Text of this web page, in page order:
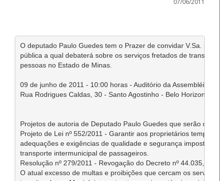
O deputado Paulo Guedes tem o Prazer de convidar V.Sa.
pública a qual debaterá sobre os serviços fretados de
pessoas no Estado de Minas.
09 de junho de 2011 - 10:00 horas - Auditório da Assembléia
Rua Rodrigues Caldas, 30 - Santo Agostinho - Belo Horizonte
Projetos de autoria de Deputado Paulo Guedes que serão
Projeto de Lei nº 552/2011 - Garantir aos proprietários tempo
adequações e exigências de qualidade e segurança impostas
transporte intermunicipal de passageiros.
Resolução nº 279/2011 - Revogação do Decreto nº 44.035, de
O atual excesso de multas e proibições que cercam os